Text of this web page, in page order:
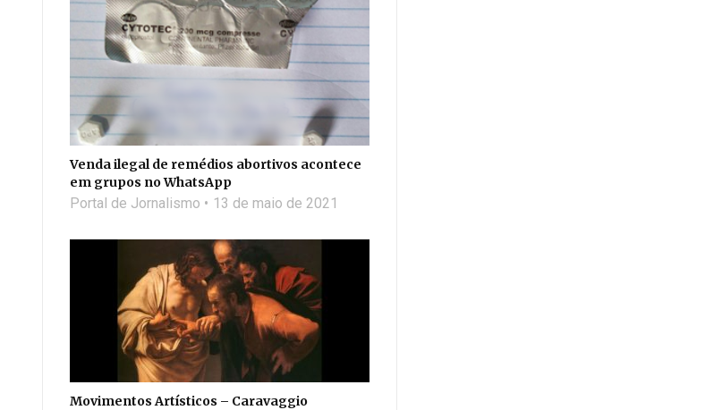
Venda ilegal de remédios abortivos acontece
em grupos no WhatsApp
Portal de Jornalismo 13 de maio de 2021
Movimentos Artísticos – Caravaggio